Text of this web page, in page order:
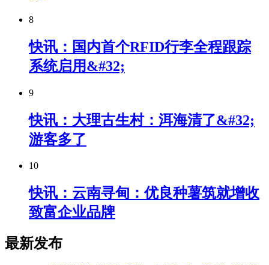
8
快讯：国内首个RFID行李全程跟踪
系统启用&#32;
9
快讯：大理古生村：洱海清了&#32;
游客多了
10
快讯：云南寻甸：优良种薯筑就增收
致富企业品牌
最新发布